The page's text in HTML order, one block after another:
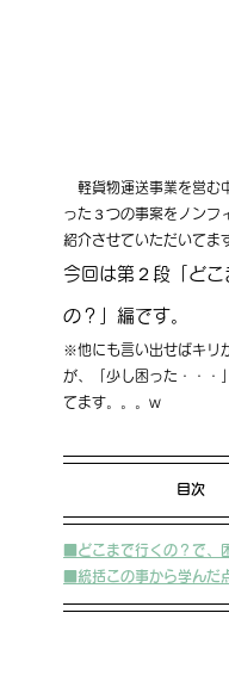
軽貨物運送事業を営む
った３つの事案をノンフ
紹介させていただいてま
今回は第２段「どこ
の？」編です。
※他にも言い出せばキリ
が、「少し困った・・・
てます。。。w
目次
■どこまで行くの？で、
■統括この事から学んだ